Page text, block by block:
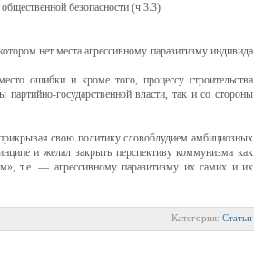
безопасности (ч.3.3)
нет места агрессивному паразитизму индивида
ошибки и кроме того, процессу строительства
государственной власти, так и со стороны
свою политику словоблудием амбициозных
и желал закрыть перспективу коммунизма как
т.е. — агрессивному паразитизму их самих и их
Категория: Статьи